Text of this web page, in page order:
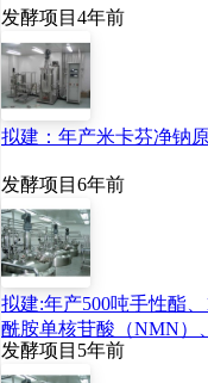
发酵项目 4年前
拟建：年产米卡芬净钠
发酵项目 6年前
拟建:年产500吨手性酯
酰胺单核苷酸（NMN）
发酵项目 5年前